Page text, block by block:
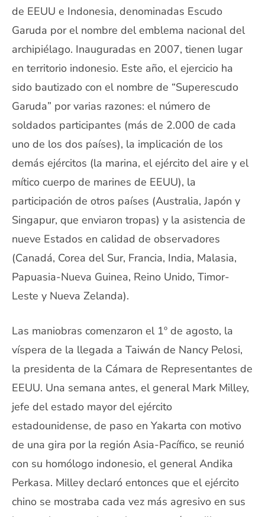
de EEUU e Indonesia, denominadas Escudo
Garuda por el nombre del emblema nacional del
archipiélago. Inauguradas en 2007, tienen lugar
en territorio indonesio. Este año, el ejercicio ha
sido bautizado con el nombre de “Superescudo
Garuda” por varias razones: el número de
soldados participantes (más de 2.000 de cada
uno de los dos países), la implicación de los
demás ejércitos (la marina, el ejército del aire y el
mítico cuerpo de marines de EEUU), la
participación de otros países (Australia, Japón y
Singapur, que enviaron tropas) y la asistencia de
nueve Estados en calidad de observadores
(Canadá, Corea del Sur, Francia, India, Malasia,
Papuasia-Nueva Guinea, Reino Unido, Timor-
Leste y Nueva Zelanda).
Las maniobras comenzaron el 1º de agosto, la
víspera de la llegada a Taiwán de Nancy Pelosi,
la presidenta de la Cámara de Representantes de
EEUU. Una semana antes, el general Mark Milley,
jefe del estado mayor del ejército
estadounidense, de paso en Yakarta con motivo
de una gira por la región Asia-Pacífico, se reunió
con su homólogo indonesio, el general Andika
Perkasa. Milley declaró entonces que el ejército
chino se mostraba cada vez más agresivo en sus